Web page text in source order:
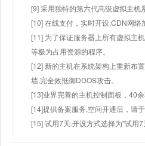
[9] 采用独特的第六代高级虚拟主
[10] 在线支付，实时开设,CDN网
[11] 为了保证服务器上所有虚拟主
等极为占用资源的程序。
[12] 新的主机在系统架构上重新布
墙,完全效抵御DDOS攻击。
[13]业界完善的主机控制面板，40
[14]提供备案服务,空间开通后，请
[15] 试用7天.开设方式选择为"试用7